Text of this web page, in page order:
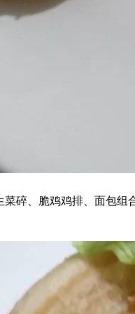
碎、脆鸡鸡排、面包